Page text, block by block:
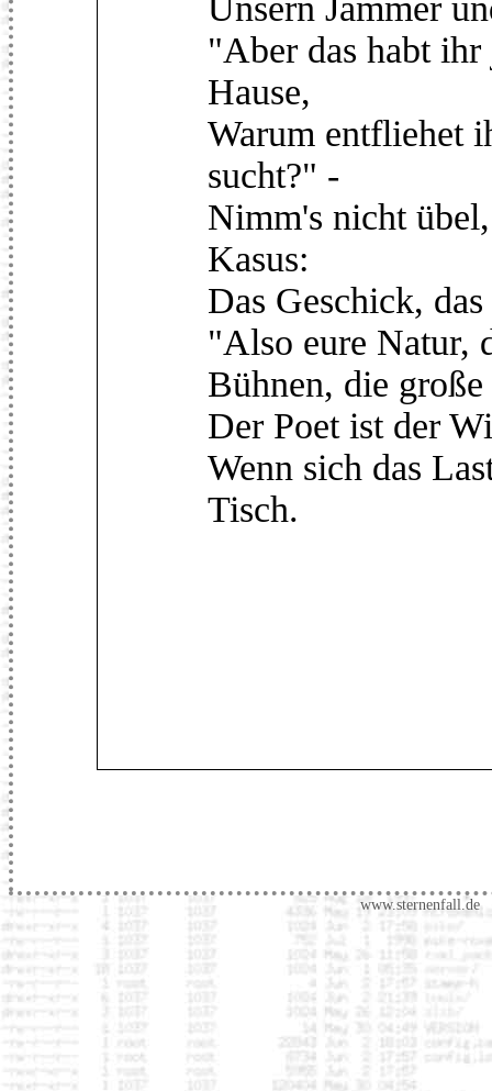
Unsern Jammer
"Aber das habt ihr
Hause,
Warum entfliehet
sucht?" -
Nimm's nicht
Kasus:
Das Geschick,
"Also eure Natur,
Bühnen, die
Der Poet ist der
Wenn sich das
Tisch.
www.sternenfall.de